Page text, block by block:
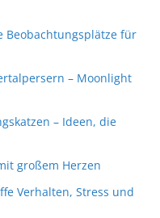
Beobachtungsplätze für
– Moonlight
– Ideen, die
großem Herzen
Verhalten, Stress und